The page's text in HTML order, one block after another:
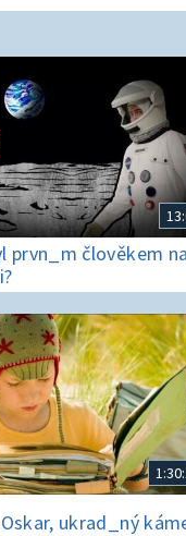
prvn_m člověkem na
ukrad_ný